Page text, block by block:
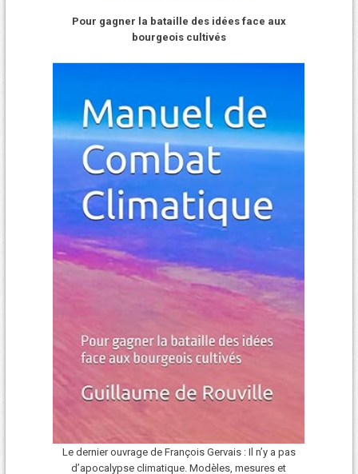
Pour gagner la bataille des idées face aux
bourgeois cultivés
Le dernier ouvrage de François Gervais : Il n’y a pas
d’apocalypse climatique. Modèles, mesures et